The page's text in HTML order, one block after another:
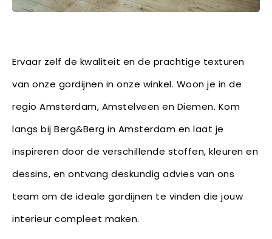
Ervaar zelf de kwaliteit en de prachtige texturen
van onze gordijnen in onze winkel. Woon je in de
regio Amsterdam, Amstelveen en Diemen. Kom
langs bij Berg&Berg in Amsterdam en laat je
inspireren door de verschillende stoffen, kleuren en
dessins, en ontvang deskundig advies van ons
team om de ideale gordijnen te vinden die jouw
interieur compleet maken.